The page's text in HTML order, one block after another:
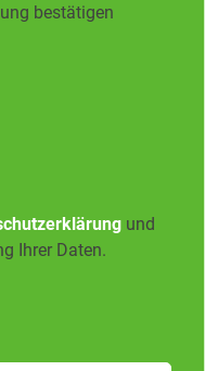
bestätigen
und
Ihrer Daten.